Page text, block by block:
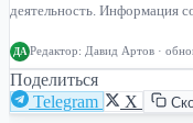
деятельность. Информация
ДА Редактор: Давид Артов ·
Поделиться
Telegram
X